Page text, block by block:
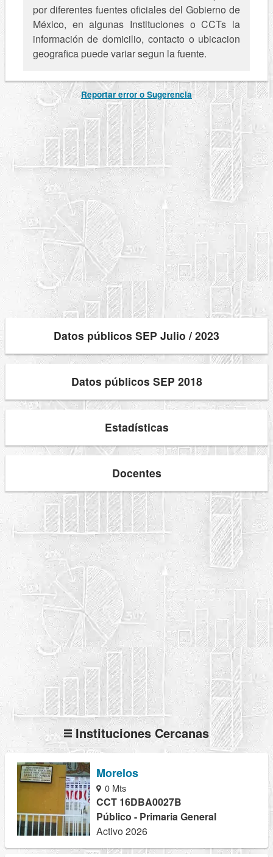
por diferentes fuentes oficiales del Gobierno de
México, en algunas Instituciones o CCTs la
información de domicilio, contacto o ubicacion
geografica puede variar segun la fuente.
Reportar error o Sugerencia
Datos públicos SEP Julio / 2023
Datos públicos SEP 2018
Estadísticas
Docentes
Instituciones Cercanas
Morelos
0 Mts
CCT 16DBA0027B
Público - Primaria General
Activo 2026